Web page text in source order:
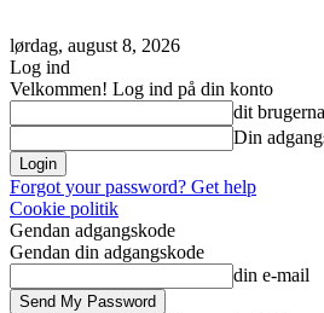
lørdag, august 8, 2026
Log ind
Velkommen! Log ind på din konto
dit
Din
Forgot your password? Get help
Cookie politik
Gendan adgangskode
Gendan din adgangskode
din e-mail